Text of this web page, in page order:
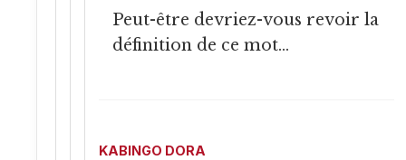
Peut-être devriez-vous revoir la
définition de ce mot…
KABINGO DORA